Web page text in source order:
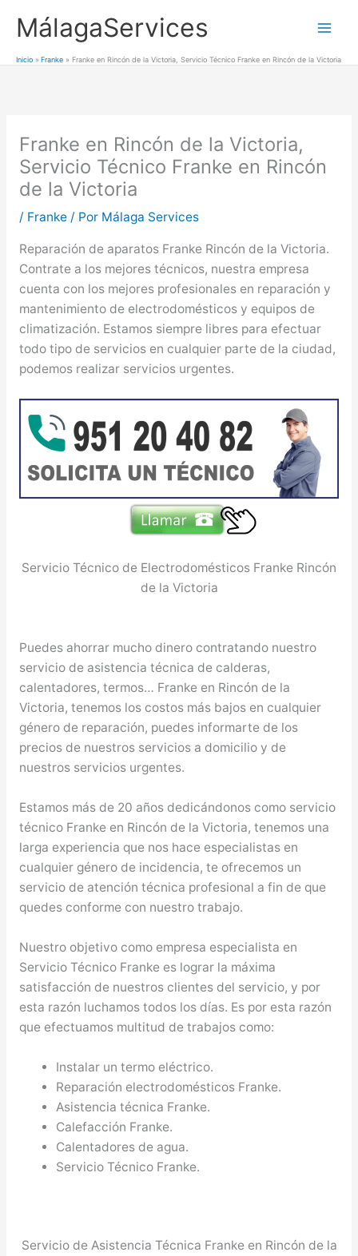
MálagaServices
Inicio Franke Franke en Rincón de la Victoria, Servicio Técnico Franke en Rincón de la Victoria
Franke en Rincón de la Victoria,
Servicio Técnico Franke en Rincón
de la Victoria
/ Franke/ Por Málaga Services
Reparación de aparatos Franke Rincón de la Victoria.
Contrate a los mejores técnicos, nuestra empresa
cuenta con los mejores profesionales en reparación y
mantenimiento de electrodomésticos y equipos de
climatización. Estamos siempre libres para efectuar
todo tipo de servicios en cualquier parte de la ciudad,
podemos realizar servicios urgentes.
Servicio Técnico de Electrodomésticos Franke Rincón
de la Victoria
Puedes ahorrar mucho dinero contratando nuestro
servicio de asistencia técnica de calderas,
calentadores, termos… Franke en Rincón de la
Victoria, tenemos los costos más bajos en cualquier
género de reparación, puedes informarte de los
precios de nuestros servicios a domicilio y de
nuestros servicios urgentes.
Estamos más de 20 años dedicándonos como servicio
técnico Franke en Rincón de la Victoria, tenemos una
larga experiencia que nos hace especialistas en
cualquier género de incidencia, te ofrecemos un
servicio de atención técnica profesional a fin de que
quedes conforme con nuestro trabajo.
Nuestro objetivo como empresa especialista en
Servicio Técnico Franke es lograr la máxima
satisfacción de nuestros clientes del servicio, y por
esta razón luchamos todos los días. Es por esta razón
que efectuamos multitud de trabajos como:
Instalar un termo eléctrico.
Reparación electrodomésticos Franke.
Asistencia técnica Franke.
Calefacción Franke.
Calentadores de agua.
Servicio Técnico Franke.
Servicio de Asistencia Técnica Franke en Rincón de la